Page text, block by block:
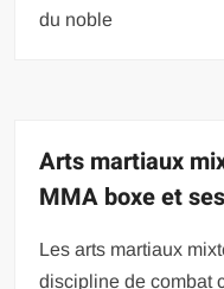
du noble
Arts martiaux
MMA boxe et
Les arts martiaux
discipline de combat